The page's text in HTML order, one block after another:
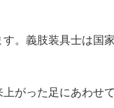
。義肢装具士は国
がった足にあわせ